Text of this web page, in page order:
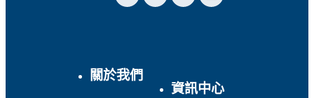
關於我們
資訊中心